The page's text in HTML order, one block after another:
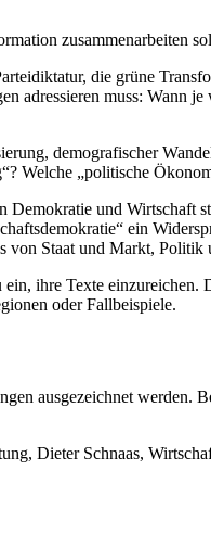
zusam­men­ar­beiten
die grüne
adres­sieren muss: Wann
demogra­fi­scher
Welche „politische
und
ein
von Staat und Markt,
ihre Texte
oder Fallbeispiele.
ausge­zeichnet
Dieter Schnaas,